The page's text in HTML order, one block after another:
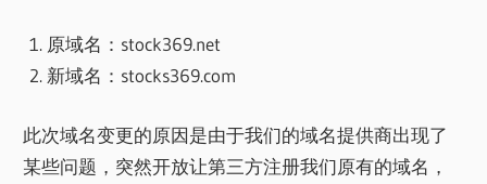
原域名：stock369.net
新域名：stocks369.com
此次域名变更的原因是由于我们的域名提供商出现了
某些问题，突然开放让第三方注册我们原有的域名，